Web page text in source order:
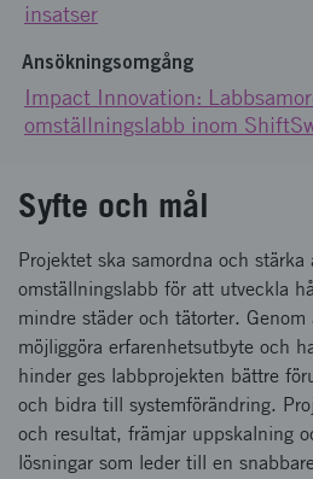
insatser
Ansökningsomgång
Impact Innovation:
omställningslabb inom
Syfte och mål
Projektet ska samordna och stärka
omställningslabb för att utveckla
mindre städer och tätorter. Genom
möjliggöra erfarenhetsutbyte och
hinder ges labbprojekten bättre
och bidra till systemförändring.
och resultat, främjar uppskalning
lösningar som leder till en